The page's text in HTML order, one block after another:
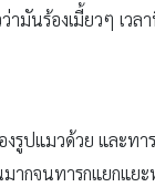
มันร้องเมี้ยวๆ เว
ปแมวด้วย และท
กจนทารกแยกแย